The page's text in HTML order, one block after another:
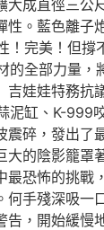
大成直徑三公
性。藍色離子
！完美！但
的全部力量，
吉娃娃特務抗
泥缸、K-999
震碎，發出了
大的陰影籠罩
最恐怖的挑戰
何手殘深吸一
告，開始緩慢